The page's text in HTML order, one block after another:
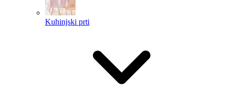
Kuhinjski prti